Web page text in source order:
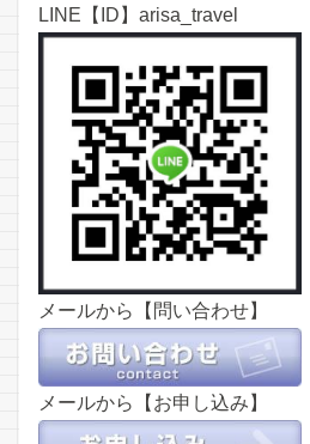
LINE【ID】arisa_travel
メールから【問い合わせ】
メールから【お申し込み】